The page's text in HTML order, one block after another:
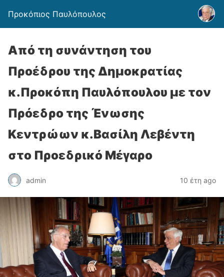
Προκόπιος Παυλόπουλος
Από τη συνάντηση του
Προέδρου της Δημοκρατίας
κ.Προκόπη Παυλόπουλου με τον
Πρόεδρο της Ένωσης
Κεντρώων κ.Βασίλη Λεβέντη
στο Προεδρικό Μέγαρο
admin 10 έτη ago